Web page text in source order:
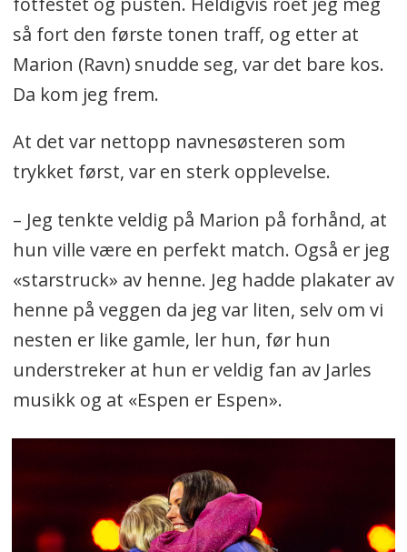
så fort den første tonen traff, og etter at
Marion (Ravn) snudde seg, var det bare kos.
Da kom jeg frem.
At det var nettopp navnesøsteren som
trykket først, var en sterk opplevelse.
– Jeg tenkte veldig på Marion på forhånd, at
hun ville være en perfekt match. Også er jeg
«starstruck» av henne. Jeg hadde plakater av
henne på veggen da jeg var liten, selv om vi
nesten er like gamle, ler hun, før hun
understreker at hun er veldig fan av Jarles
musikk og at «Espen er Espen».